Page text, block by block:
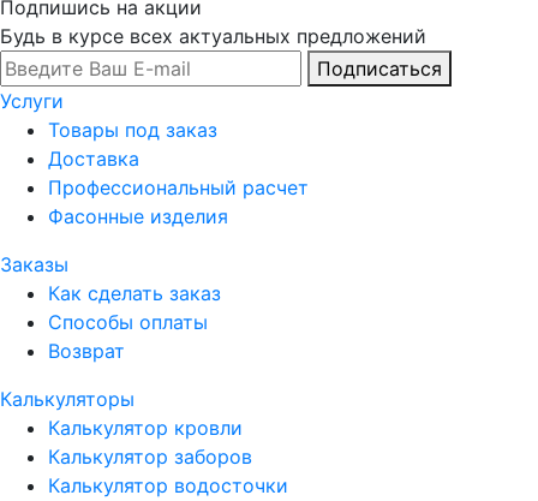
Подпишись на акции
Будь в курсе всех актуальных предложений
Подписаться
Услуги
Товары под заказ
Доставка
Профессиональный расчет
Фасонные изделия
Заказы
Как сделать заказ
Способы оплаты
Возврат
Калькуляторы
Калькулятор кровли
Калькулятор заборов
Калькулятор водосточки